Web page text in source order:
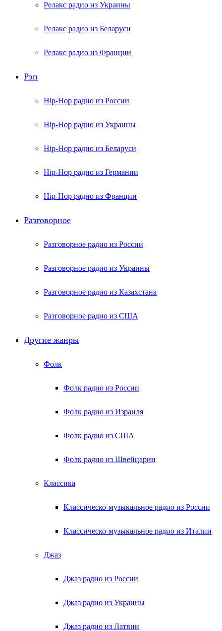
Релакс радио из Украины
Релакс радио из Беларуси
Релакс радио из Франции
Рэп
Hip-Hop радио из России
Hip-Hop радио из Украины
Hip-Hop радио из Беларуси
Hip-Hop радио из Германии
Hip-Hop радио из Франции
Разговорное
Разговорное радио из России
Разговорное радио из Украины
Разговорное радио из Казахстана
Разговорное радио из США
Другие жанры
Фолк
Фолк радио из России
Фолк радио из Израиля
Фолк радио из США
Фолк радио из Швейцарии
Классика
Классическо-музыкальное радио из России
Классическо-музыкальное радио из Италии
Джаз
Джаз радио из России
Джаз радио из Украины
Джаз радио из Латвии